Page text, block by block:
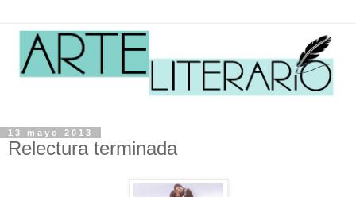
13 mayo 2013
Relectura terminada